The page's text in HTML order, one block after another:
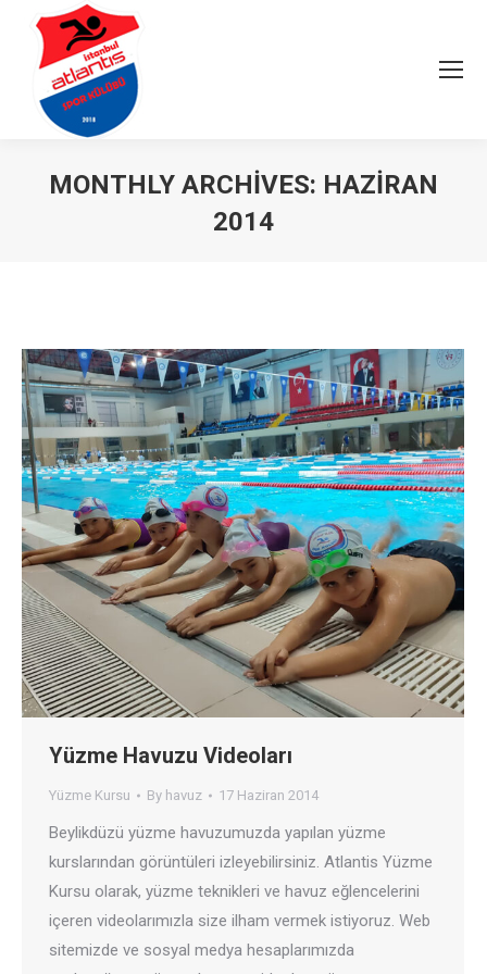
MONTHLY ARCHIVES: HAZIRAN
2014
Yüzme Havuzu Videoları
Yüzme Kursu By havuz 17 Haziran 2014
Beylikdüzü yüzme havuzumuzda yapılan yüzme
kurslarından görüntüleri izleyebilirsiniz. Atlantis Yüzme
Kursu olarak, yüzme teknikleri ve havuz eğlencelerini
içeren videolarımızla size ilham vermek istiyoruz. Web
sitemizde ve sosyal medya hesaplarımızda